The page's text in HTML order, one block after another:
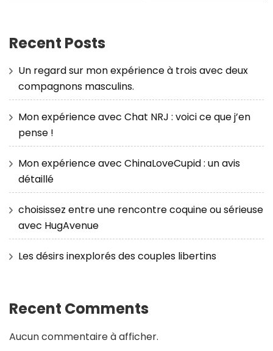
Recent Posts
Un regard sur mon expérience à trois avec deux
compagnons masculins.
Mon expérience avec Chat NRJ : voici ce que j’en
pense !
Mon expérience avec ChinaLoveCupid : un avis
détaillé
choisissez entre une rencontre coquine ou sérieuse
avec HugAvenue
Les désirs inexplorés des couples libertins
Recent Comments
Aucun commentaire à afficher.